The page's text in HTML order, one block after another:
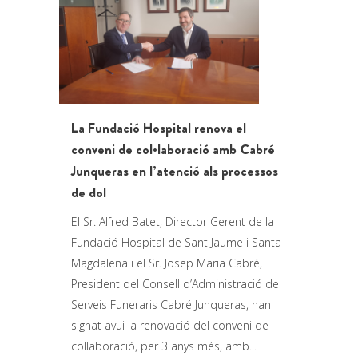
La Fundació Hospital renova el
conveni de col·laboració amb Cabré
Junqueras en l’atenció als processos
de dol
El Sr. Alfred Batet, Director Gerent de la
Fundació Hospital de Sant Jaume i Santa
Magdalena i el Sr. Josep Maria Cabré,
President del Consell d’Administració de
Serveis Funeraris Cabré Junqueras, han
signat avui la renovació del conveni de
col·laboració, per 3 anys més, amb...